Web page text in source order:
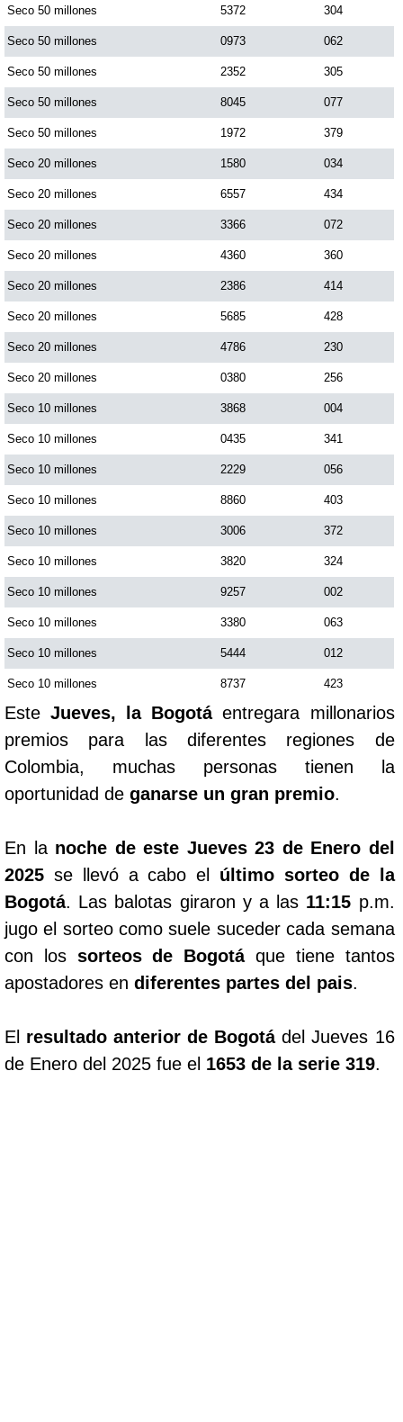
Seco 50 millones 5372 304
Seco 50 millones 0973 062
Seco 50 millones 2352 305
Seco 50 millones 8045 077
Seco 50 millones 1972 379
Seco 20 millones 1580 034
Seco 20 millones 6557 434
Seco 20 millones 3366 072
Seco 20 millones 4360 360
Seco 20 millones 2386 414
Seco 20 millones 5685 428
Seco 20 millones 4786 230
Seco 20 millones 0380 256
Seco 10 millones 3868 004
Seco 10 millones 0435 341
Seco 10 millones 2229 056
Seco 10 millones 8860 403
Seco 10 millones 3006 372
Seco 10 millones 3820 324
Seco 10 millones 9257 002
Seco 10 millones 3380 063
Seco 10 millones 5444 012
Seco 10 millones 8737 423
EsteJueves, la Bogotáentregara millonarios
premios para las diferentes regiones de
Colombia, muchas personas tienen la
oportunidad de ganarse un gran premio.
En la noche de este Jueves 23 de Enero del
2025 se llevó a cabo el último sorteo de la
Bogotá. Las balotas giraron y a las 11:15 p.m.
jugo el sorteo como suele suceder cada semana
con los sorteos de Bogotá que tiene tantos
apostadores en diferentes partes del pais.
El resultado anterior de Bogotádel Jueves 16
de Enero del 2025 fue el 1653 de la serie 319.